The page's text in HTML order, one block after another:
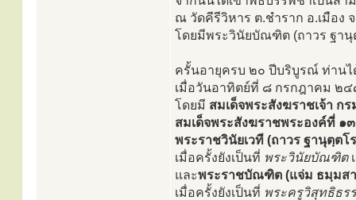
ณ วัดคีรีวิหาร ต.ชำราก อ.เมือง
โดยมีพระวินัยบัณฑิต (ถาวร ฐานุ
ครั้นอายุครบ ๒๐ ปีบริบูรณ์ ท่าน
เมื่อวันอาทิตย์ที่ ๘ กรกฎาคม ๒
โดยมี สมเด็จพระสังฆราชเจ้า ก
สมเด็จพระสังฆราชพระองค์ที่ ๑
พระราชวินัยเวที (ถาวร ฐานุตฺตโ
เมื่อครั้งยังเป็นที่ พระวินัยบัณฑิต
และพระราชบัณฑิต (แจ่ม ธมฺมส
เมื่อครั้งยังเป็นที่ พระครูวิสุทธิธ